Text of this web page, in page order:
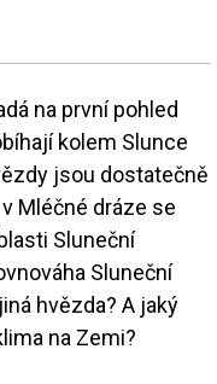
na první pohled
kolem Slunce
jsou dostatečně
Mléčné dráze se
Sluneční
Sluneční
hvězda? A jaký
na Zemi?